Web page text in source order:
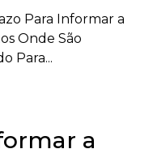
Para Informar a
Onde São
Para...
a